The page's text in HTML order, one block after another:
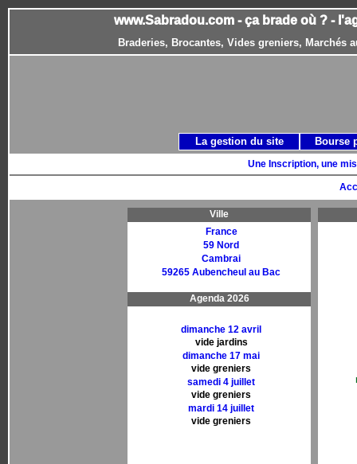
www.Sabradou.com - ça brade où ? -
Braderies, Brocantes, Vides greniers, Marchés
Une Inscription, une
Ville
France
59 Nord
Cambrai
59265 Aubencheul au Bac
Agenda 2026
dimanche 12 avril
vide jardins
dimanche 17 mai
vide greniers
samedi 4 juillet
vide greniers
mardi 14 juillet
vide greniers
La gestion du site Bourse